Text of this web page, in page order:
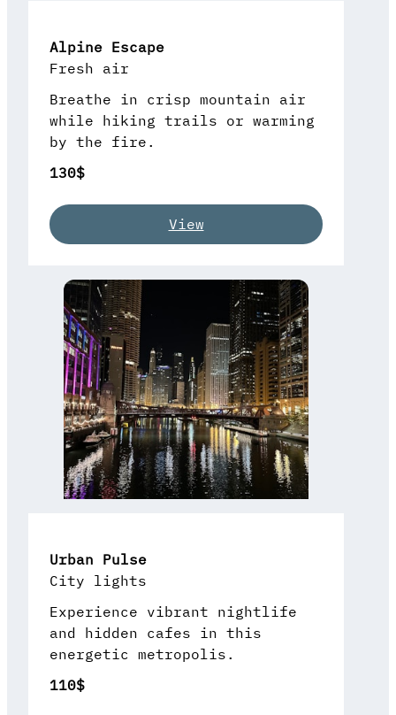
Alpine Escape
Fresh air
Breathe in crisp mountain air
while hiking trails or warming
by the fire.
130$
View
Urban Pulse
City lights
Experience vibrant nightlife
and hidden cafes in this
energetic metropolis.
110$